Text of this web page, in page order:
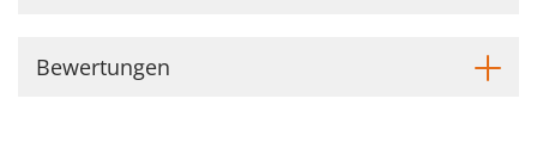
Bewertungen